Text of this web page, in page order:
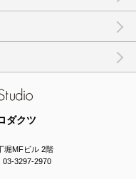
ダクツ
堀MFビル 2階
3297-2970